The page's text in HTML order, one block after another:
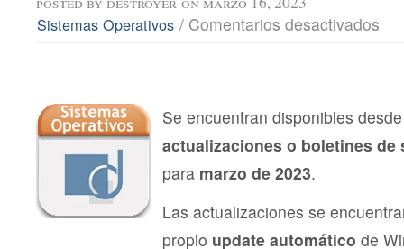
Sistemas Operativos / Comentarios desactivados
2023
Se encuentran disponibles
actualizaciones o boletines de
para marzo de 2023.
Las actualizaciones se
propio update automático de